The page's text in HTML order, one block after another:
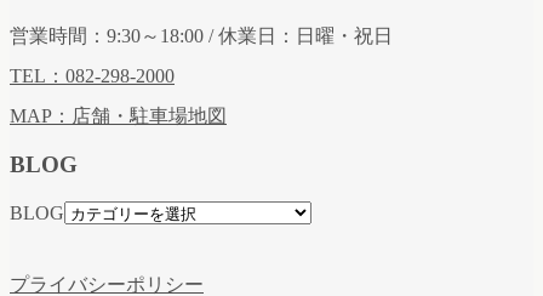
営業時間：9:30～18:00 / 休業日：日曜・祝日
TEL：082-298-2000
MAP：店舗・駐車場地図
BLOG
BLOG
プライバシーポリシー